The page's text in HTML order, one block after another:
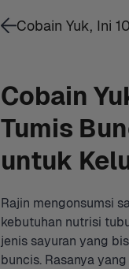
Cobain
Tumis
untuk
Rajin mengonsumsi
kebutuhan nutrisi
jenis sayuran yang
buncis. Rasanya